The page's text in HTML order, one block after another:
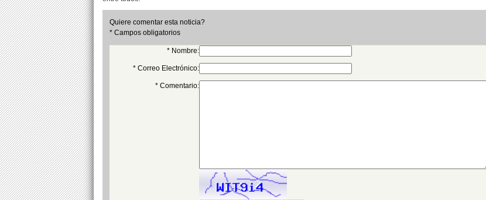
Quiere comentar esta noticia?
* Campos obligatorios
* Nombre:
* Correo Electrónico:
* Comentario: